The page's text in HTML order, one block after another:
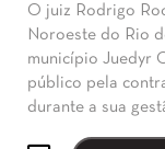
O juiz Rodrigo
Noroeste do Rio
município Juedyr
público pela
durante a sua